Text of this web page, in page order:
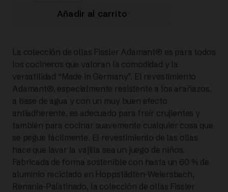
000/0
Adamant®
OLLA
DE
20
CM
Añadir al carrito
La colección de ollas Fissler Adamant® es para todos
los cocineros que valoran la comodidad y la
versatilidad “Made in Germany”. El revestimiento
Adamant®, especialmente resistente a los arañazos,
a base de agua y con un muy buen efecto
antiadherente, es adecuado para freír crujientes y
también para cocinar suavemente cualquier cosa que
se pegue fácilmente. El revestimiento de las ollas
hace que lavar la vajilla sea un juego de niños.
Fabricada de forma sostenible con hasta un 60 % de
aluminio reciclado en Hoppstädten-Weiersbach,
Renania-Palatinado, la colección de ollas Fissler